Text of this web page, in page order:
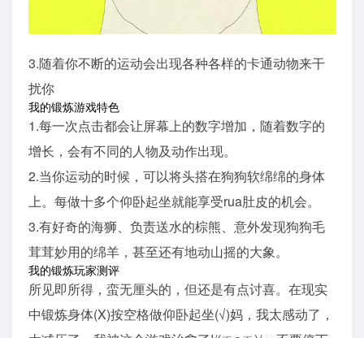
3.随着你不断的运动会出现各种各样的卡通动物来干
扰你
我的锻炼游戏特色
1.每一次点击都会让屏幕上的数字增加，随着数字的
增长，会有不同的人物及动作出现。
2.当你运动的时候，可以将头搭在狗狗软绵绵的身体
上。每做十多个仰卧起坐就能享受rua肚皮的机会。
3.有好奇的海狮、负责送水的棕熊、意外发现狗狗毛
茸茸妙用的绵羊，甚至还有地动山摇的大象。
我的锻炼玩家测评
所见即所得，蛮无厘头的，但还是有点讨喜。在现实
中锻炼身体(X)按空格做仰卧起坐(√)妈，我太感动了，